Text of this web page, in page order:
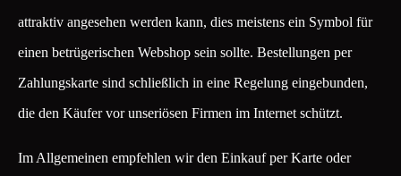
attraktiv angesehen werden kann, dies meistens ein Symbol für
einen betrügerischen Webshop sein sollte. Bestellungen per
Zahlungskarte sind schließlich in eine Regelung eingebunden,
die den Käufer vor unseriösen Firmen im Internet schützt.
Im Allgemeinen empfehlen wir den Einkauf per Karte oder